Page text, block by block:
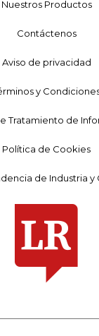
Nuestros Productos
Contáctenos
Aviso de privacidad
y
Tratamiento de
Política de Cookies
de Industria y